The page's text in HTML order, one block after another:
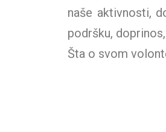
naše aktivnosti,
podršku,
Šta o svom